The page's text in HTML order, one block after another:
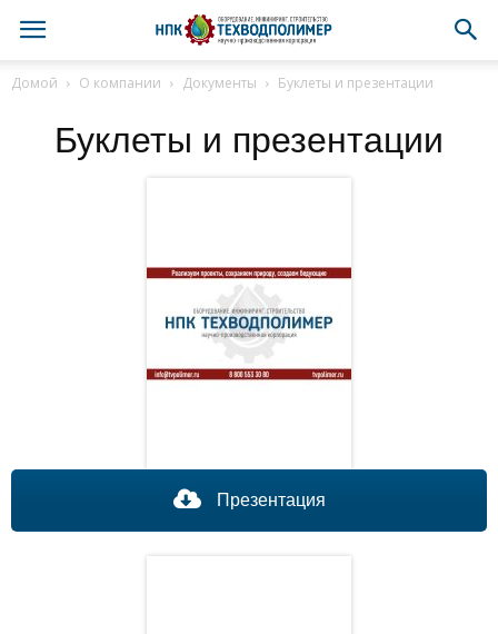
Домой О компании Документы Буклеты и презентации
Буклеты и презентации
Презентация